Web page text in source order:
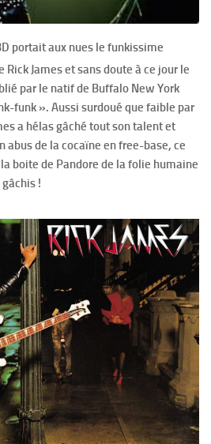
portait aux nues le funkissime
Rick James et sans doute à ce jour le
par le natif de Buffalo New York
funk ». Aussi surdoué que faible par
a hélas gâché tout son talent et
abus de la cocaïne en free-base, ce
boite de Pandore de la folie humaine
!